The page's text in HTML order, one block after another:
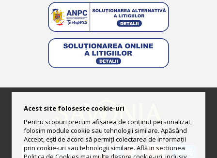
Acest site foloseste cookie-uri
Pentru scopuri precum afișarea de conținut personalizat,
folosim module cookie sau tehnologii similare. Apăsând
Accept, ești de acord să permiți colectarea de informații
prin cookie-uri sau tehnologii similare. Află in sectiunea